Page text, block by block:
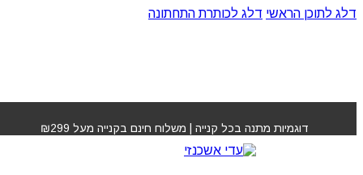
דלג לתוכן הראשי דלג לכותרת התחתונה
דוגמיות מתנה בכל קנייה | משלוח חינם בקנייה מעל ₪299גדלים וולדן
מספרי תלמיד מקצועיות